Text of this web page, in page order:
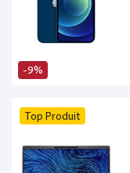
-9%
Top Produit